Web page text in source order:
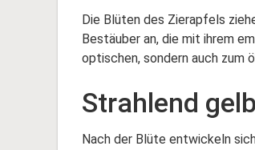
Die Blüten des Zierapfels
Bestäuber an, die mit ihrem
optischen, sondern auch zum
Strahlend
Nach der Blüte entwickeln